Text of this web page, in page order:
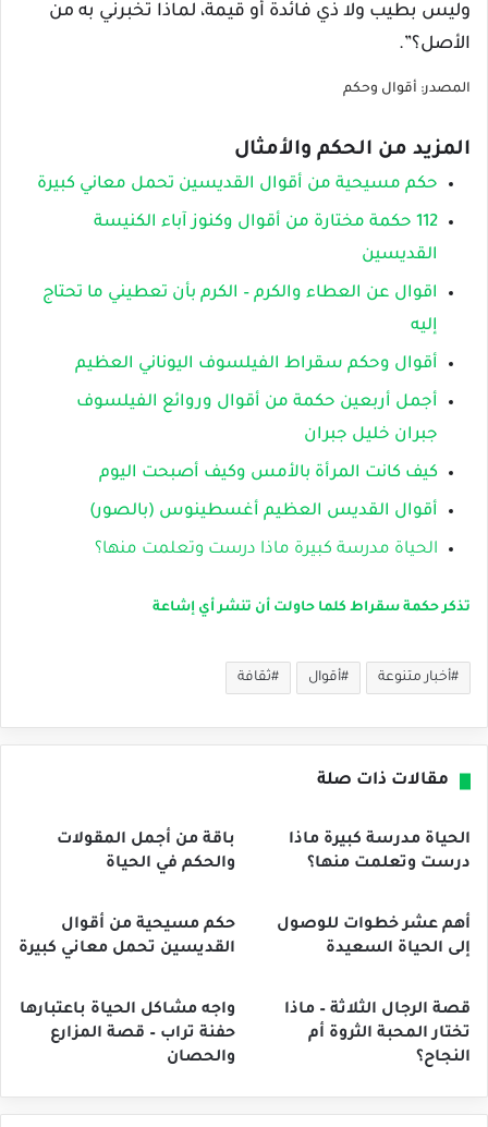
وليس بطيب ولا ذي فائدة أو قيمة، لماذا تخبرني به من
الأصل؟”.
المصدر: أقوال وحكم
المزيد من الحكم والأمثال
حكم مسيحية من أقوال القديسين تحمل معاني كبيرة
112 حكمة مختارة من أقوال وكنوز آباء الكنيسة
القديسين
اقوال عن العطاء والكرم – الكرم بأن تعطيني ما تحتاج
إليه
أقوال وحكم سقراط الفيلسوف اليوناني العظيم
أجمل أربعين حكمة من أقوال وروائع الفيلسوف
جبران خليل جبران
كيف كانت المرأة بالأمس وكيف أصبحت اليوم
أقوال القديس العظيم أغسطينوس (بالصور)
الحياة مدرسة كبيرة ماذا درست وتعلمت منها؟
تذكر حكمة سقراط كلما حاولت أن تنشر أي إشاعة
أخبار متنوعة أقوال ثقافة
مقالات ذات صلة
الحياة مدرسة كبيرة ماذا
درست وتعلمت منها؟
باقة من أجمل المقولات
والحكم في الحياة
أهم عشر خطوات للوصول
إلى الحياة السعيدة
حكم مسيحية من أقوال
القديسين تحمل معاني كبيرة
قصة الرجال الثلاثة – ماذا
تختار المحبة الثروة أم
النجاح؟
واجه مشاكل الحياة باعتبارها
حفنة تراب – قصة المزارع
والحصان